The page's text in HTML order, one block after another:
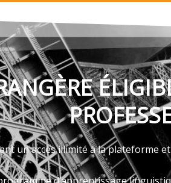
un accès illimité à la plateforme